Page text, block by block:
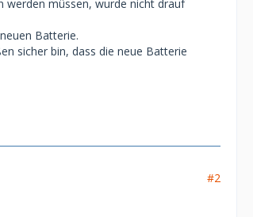
werden müssen, wurde nicht drauf
Batterie.
sicher bin, dass die neue Batterie
#2